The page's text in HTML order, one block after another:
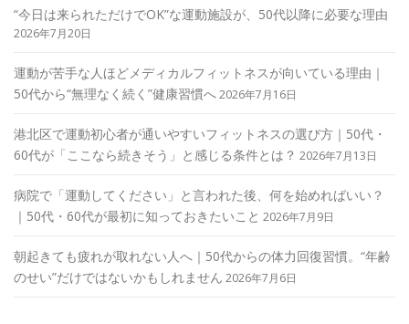
“今日は来られただけでOK”な運動施設が、50代以降に必要な理由
2026年7月20日
運動が苦手な人ほどメディカルフィットネスが向いている理由｜
50代から“無理なく続く”健康習慣へ2026年7月16日
港北区で運動初心者が通いやすいフィットネスの選び方｜50代・
60代が「ここなら続きそう」と感じる条件とは？ 2026年7月13日
病院で「運動してください」と言われた後、何を始めればいい？
｜50代・60代が最初に知っておきたいこと 2026年7月9日
朝起きても疲れが取れない人へ｜50代からの体力回復習慣。“年齢
のせい”だけではないかもしれません 2026年7月6日